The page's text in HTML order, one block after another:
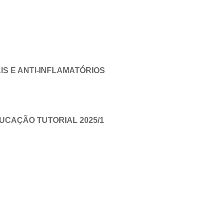
E ANTI-INFLAMATÓRIOS
TUTORIAL 2025/1